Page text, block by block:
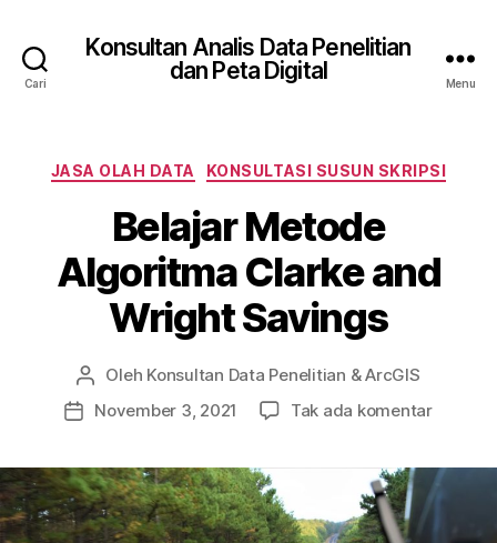
Cari
Konsultan Analis Data Penelitian
dan Peta Digital
Menu
Kategori
JASA OLAH DATA KONSULTASI SUSUN SKRIPSI
Belajar Metode
Algoritma Clarke and
Wright Savings
Penulis
artikel
Oleh Konsultan Data Penelitian & ArcGIS
Tanggal
November 3, 2021 Tak ada komentarpada
Clarke
and